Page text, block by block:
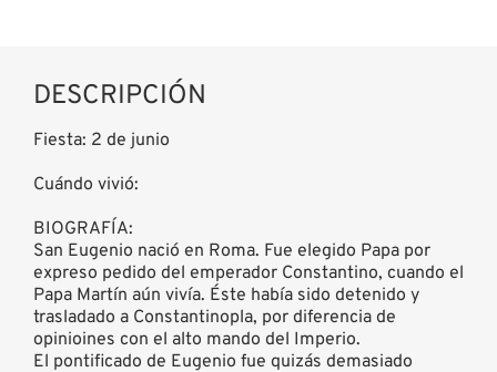
DESCRIPCIÓN
Fiesta: 2 de junio
Cuándo vivió:
BIOGRAFÍA:
San Eugenio nació en Roma. Fue elegido Papa por
expreso pedido del emperador Constantino, cuando el
Papa Martín aún vivía. Éste había sido detenido y
trasladado a Constantinopla, por diferencia de
opinioines con el alto mando del Imperio.
El pontificado de Eugenio fue quizás demasiado